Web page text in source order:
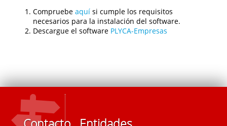
Compruebe aquí si cumple los requisitos
necesarios para la instalación del software.
Descargue el software PLYCA-Empresas